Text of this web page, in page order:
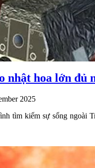
nhật hoa lớn đủ
2025
tìm kiếm sự sống ngoài